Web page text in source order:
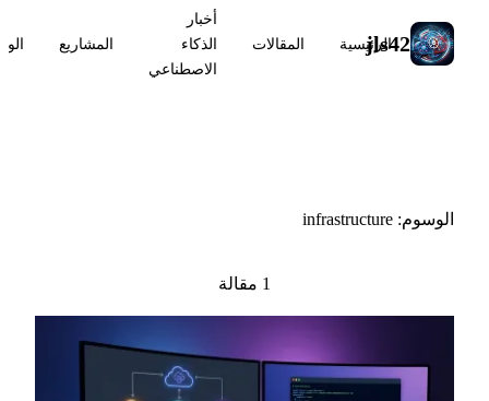
jls42
الرئيسية المقالات
أخبار
الذكاء
الاصطناعي
المشاريع
الوسوم: infrastructure
1 مقالة